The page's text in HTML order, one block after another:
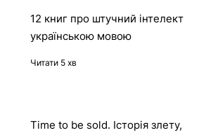
12 книг про штучний інтелект
українською мовою
Читати 5 хв
Time to be sold. Історія злету,